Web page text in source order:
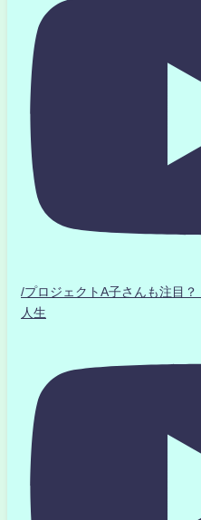
/プロジェクトA子さんも注目
人生